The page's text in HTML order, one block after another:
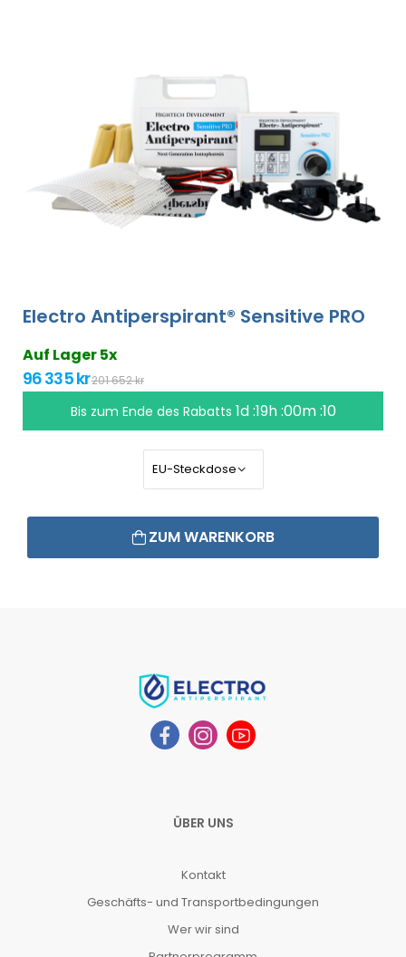
Electro Antiperspirant® Sensitive PRO
Auf Lager 5x
96 335 kr201 652 kr
Bis zum Ende des Rabatts 1d :19h :00m :10
ZUM WARENKORB
ÜBER UNS
Kontakt
Geschäfts- und Transportbedingungen
Wer wir sind